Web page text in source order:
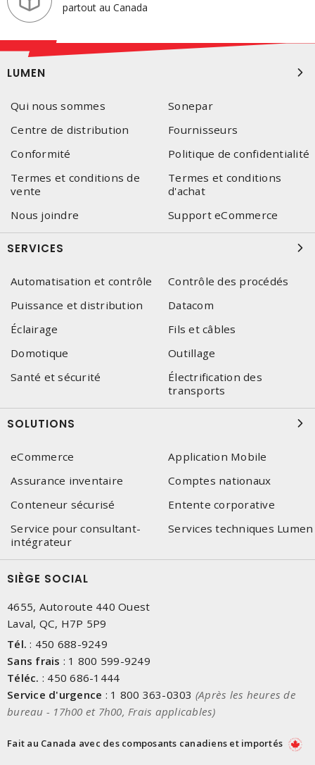
partout au Canada
LUMEN
Qui nous sommes
Sonepar
Centre de distribution
Fournisseurs
Conformité
Politique de confidentialité
Termes et conditions de
vente
Termes et conditions
d'achat
Nous joindre
Support eCommerce
SERVICES
Automatisation et contrôle
Contrôle des procédés
Puissance et distribution
Datacom
Éclairage
Fils et câbles
Domotique
Outillage
Santé et sécurité
Électrification des
transports
SOLUTIONS
eCommerce
Application Mobile
Assurance inventaire
Comptes nationaux
Conteneur sécurisé
Entente corporative
Service pour consultant-
intégrateur
Services techniques Lumen
SIÈGE SOCIAL
4655, Autoroute 440 Ouest
Laval, QC, H7P 5P9
Tél. : 450 688-9249
Sans frais : 1 800 599-9249
Téléc. : 450 686-1444
Service d'urgence : 1 800 363-0303 (Après les heures de
bureau - 17h00 et 7h00, Frais applicables)
Fait au Canada avec des composants canadiens et importés